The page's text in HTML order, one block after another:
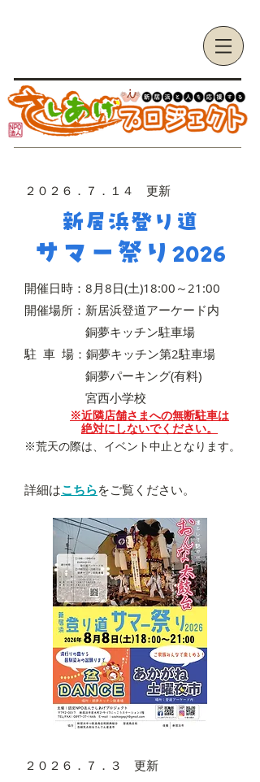
​２０２６．７．１４ 更新
新居浜登り道
サマー祭り 2026
開催日時：8月8日(土)18:00～21:00
開催場所：新居浜登道アーケード内
銅夢キッチン駐車場
駐 車 場：銅夢キッチン第2駐車場
銅夢パーキング(有料)
宮西小学校
※近隣店舗さまへの無断駐車は
絶対にしないでください。
※荒天の際は、イベント中止となります。
​詳細はこちらをご覧ください。
​２０２６．７．３ 更新